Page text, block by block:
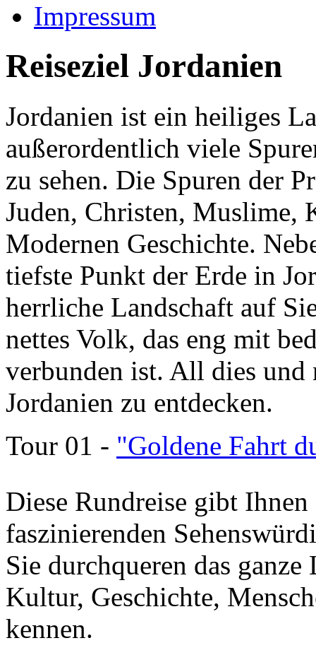
Impressum
Reiseziel Jordanien
Jordanien ist ein heiliges
außerordentlich viele
zu sehen. Die Spuren der
Juden, Christen, Muslime,
Modernen Geschichte.
tiefste Punkt der Erde in
herrliche Landschaft auf
nettes Volk, das eng mit
verbunden ist. All dies
Jordanien zu entdecken.
Tour 01 - "Goldene Fahrt
Diese Rundreise gibt
faszinierenden
Sie durchqueren das
Kultur, Geschichte,
kennen.